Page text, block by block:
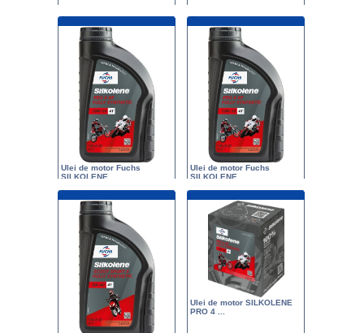
Ulei de motor Fuchs
SILKOLENE ...
Ulei de motor Fuchs ...
Pret : 68.00
Ulei de motor Fuchs
SILKOLENE ...
Ulei de motor Fuchs ...
Pret : 65.00
Ulei de motor SILKOLENE
PRO 4 ...